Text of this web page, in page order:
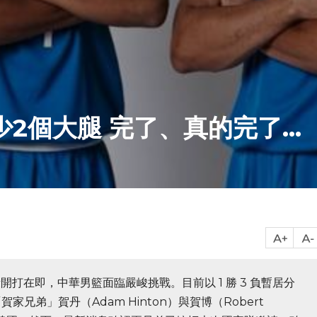
2個大腿 完了、真的完了...
打在即，中華男籃面臨嚴峻挑戰。目前以 1 勝 3 負暫居分
賀家兄弟」賀丹（Adam Hinton）與賀博（Robert